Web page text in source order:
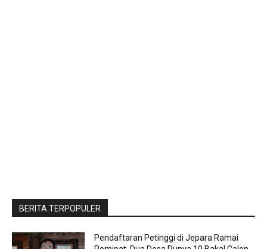
BERITA TERPOPULER
Pendaftaran Petinggi di Jepara Ramai